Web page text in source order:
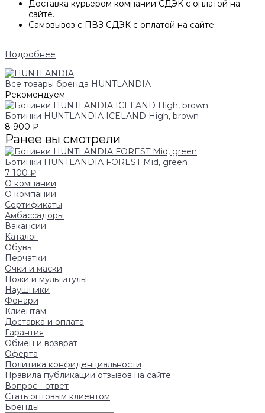
Доставка курьером компании СДЭК с оплатой на
сайте.
Самовывоз с ПВЗ СДЭК с оплатой на сайте.
Подробнее
Все товары бренда HUNTLANDIA
Рекомендуем
Ботинки HUNTLANDIA ICELAND High, brown
8 900 ₽
Ранее вы смотрели
Ботинки HUNTLANDIA FOREST Mid, green
7 100 ₽
О компании
О компании
Сертификаты
Амбассадоры
Вакансии
Каталог
Обувь
Перчатки
Очки и маски
Ножи и мультитулы
Наушники
Фонари
Клиентам
Доставка и оплата
Гарантия
Обмен и возврат
Оферта
Политика конфиденциальности
Правила публикации отзывов на сайте
Вопрос - ответ
Стать оптовым клиентом
Бренды